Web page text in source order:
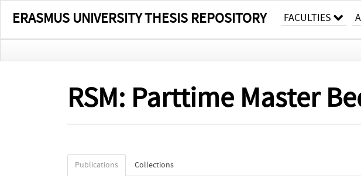
ERASMUS UNIVERSITY THESIS REPOSITORY FACULTIES
RSM: Parttime Master
Publications Collections